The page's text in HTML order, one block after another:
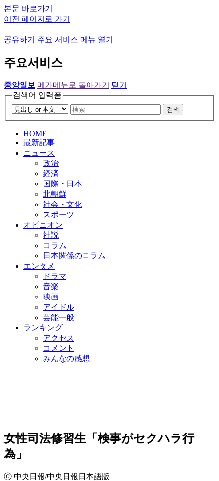
본문 바로가기
이전 페이지로 가기
공유하기 주요 서비스 메뉴 열기
주요서비스
중앙일보 메가메뉴로 돌아가기
닫기
검색어 입력폼
검색
HOME
最新記事
ニュース
政治
経済
国際・日本
北朝鮮
社会・文化
スポーツ
オピニオン
社説
コラム
日本関係のコラム
エンタメ
ドラマ
音楽
映画
アイドル
芸能一般
ランキング
アクセス
コメント
みんなの感想
女性司法修習生「検事がセクハラ行
為」
ⓒ 中央日報/中央日報日本語版